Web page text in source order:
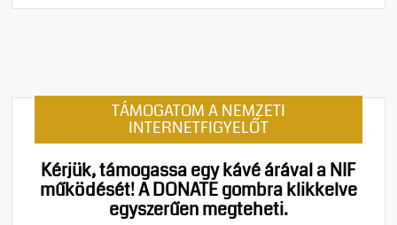
n
Diána:
Egy
TÁMOGATOM A NEMZETI
INTERNETFIGYELŐT
Kérjük, támogassa egy kávé árával a NIF
működését!A DONATE gombra klikkelve
egyszerűen megteheti.